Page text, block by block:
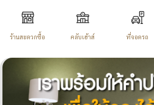
ร้านสะดวกซื้อ คลับเฮ้าส์ ที่จอดรถ